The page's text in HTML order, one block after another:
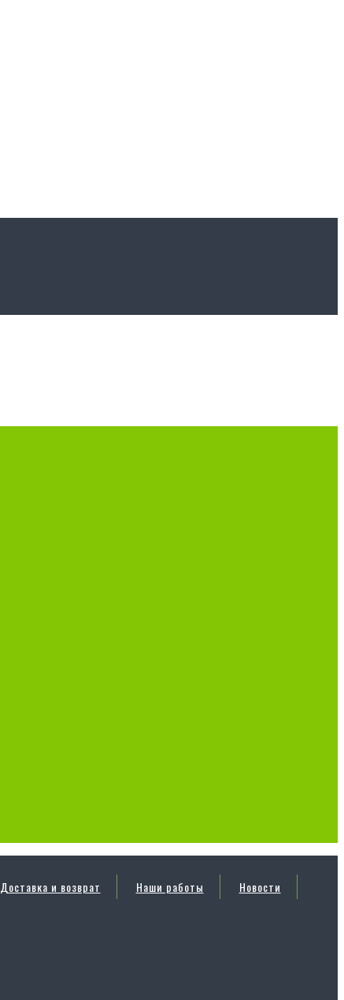
Доставка и возврат Наши работы
Новости